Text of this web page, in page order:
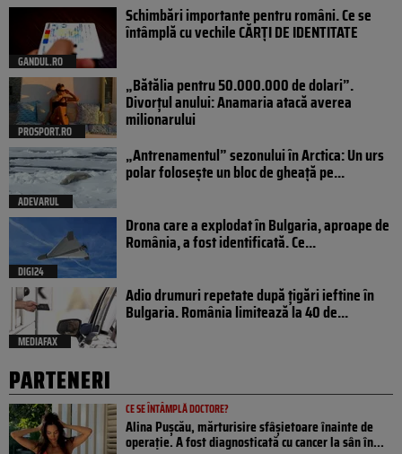
GANDUL.RO
Schimbări importante pentru români. Ce se
întâmplă cu vechile CĂRȚI DE IDENTITATE
PROSPORT.RO
„Bătălia pentru 50.000.000 de dolari”.
Divorțul anului: Anamaria atacă averea
milionarului
ADEVARUL
„Antrenamentul” sezonului în Arctica: Un urs
polar folosește un bloc de gheață pe...
DIGI24
Drona care a explodat în Bulgaria, aproape de
România, a fost identificată. Ce...
MEDIAFAX
Adio drumuri repetate după țigări ieftine în
Bulgaria. România limitează la 40 de...
PARTENERI
CE SE ÎNTÂMPLĂ DOCTORE?
Alina Pușcău, mărturisire sfâșietoare înainte de
operație. A fost diagnosticată cu cancer la sân în...